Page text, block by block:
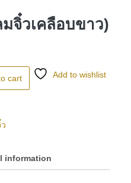
มจิ๋วเคลือบขาว)
cart Add to wishlist
information